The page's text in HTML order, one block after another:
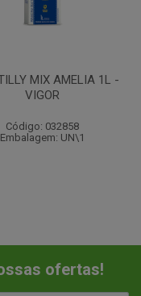
MIX AMELIA 1L -
VIGOR
Código: 032858
Embalagem: UN\1
ofertas!